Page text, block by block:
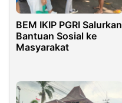
BEM IKIP PGRI Salurkan
Bantuan Sosial ke
Masyarakat